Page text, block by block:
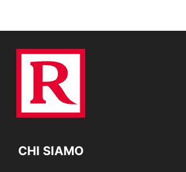
CHI SIAMO